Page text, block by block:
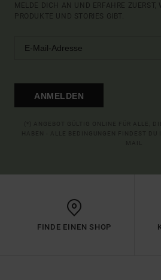
MELDE DICH AN UND ERFAHRE ZUERST,
PRODUKTE UND STORIES GIBT.
ANMELDEN
FINDE EINEN SHOP